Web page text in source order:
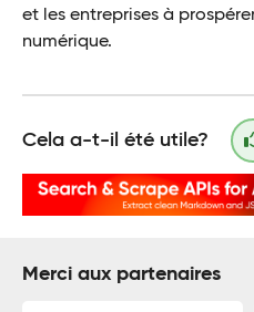
et les entreprises à
numérique.
Cela a-t-il été utile?
Merci aux partenaires